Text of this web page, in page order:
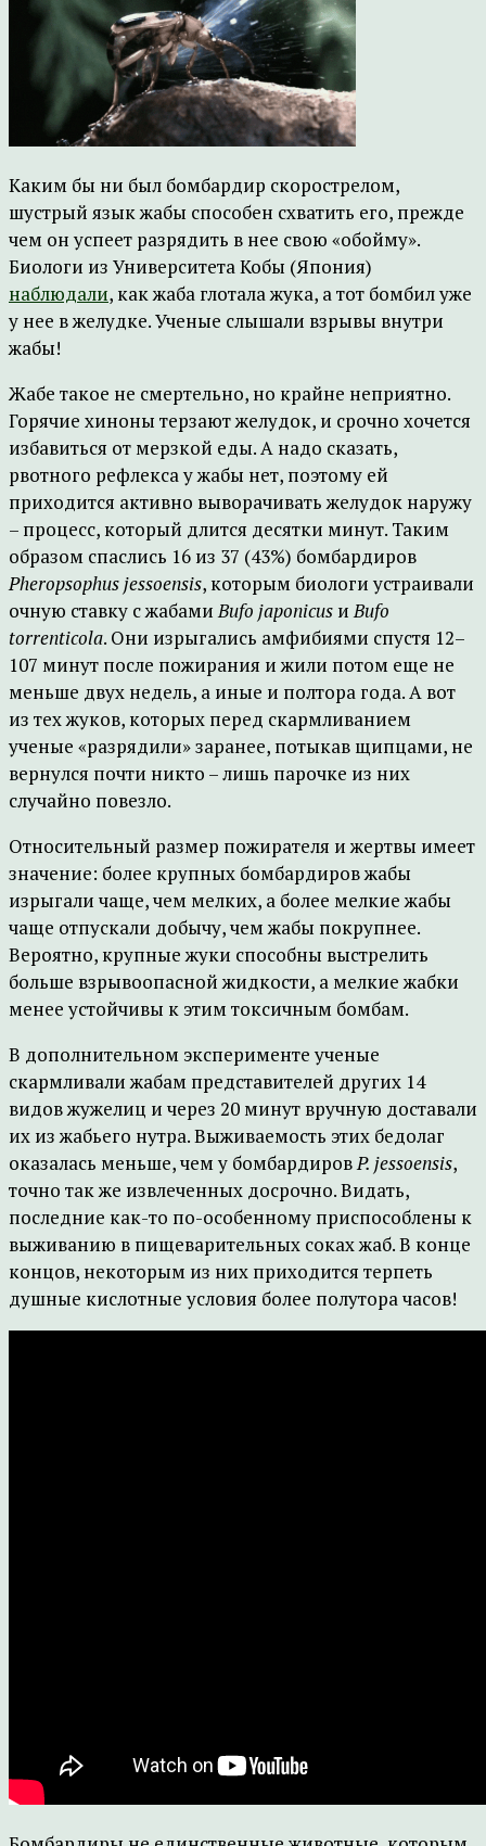
Каким бы ни был бомбардир скорострелом,
шустрый язык жабы способен схватить его, прежде
чем он успеет разрядить в нее свою «обойму».
Биологи из Университета Кобы (Япония)
наблюдали, как жаба глотала жука, а тот бомбил уже
у нее в желудке. Ученые слышали взрывы внутри
жабы!
Жабе такое не смертельно, но крайне неприятно.
Горячие хиноны терзают желудок, и срочно хочется
избавиться от мерзкой еды. А надо сказать,
рвотного рефлекса у жабы нет, поэтому ей
приходится активно выворачивать желудок наружу
– процесс, который длится десятки минут. Таким
образом спаслись 16 из 37 (43%) бомбардиров
Pheropsophus jessoensis, которым биологи устраивали
очную ставку с жабамиBufo japonicus иBufo
torrenticola. Они изрыгались амфибиями спустя 12–
107 минут после пожирания и жили потом еще не
меньше двух недель, а иные и полтора года. А вот
из тех жуков, которых перед скармливанием
ученые «разрядили» заранее, потыкав щипцами, не
вернулся почти никто – лишь парочке из них
случайно повезло.
Относительный размер пожирателя и жертвы имеет
значение: более крупных бомбардиров жабы
изрыгали чаще, чем мелких, а более мелкие жабы
чаще отпускали добычу, чем жабы покрупнее.
Вероятно, крупные жуки способны выстрелить
больше взрывоопасной жидкости, а мелкие жабки
менее устойчивы к этим токсичным бомбам.
В дополнительном эксперименте ученые
скармливали жабам представителей других 14
видов жужелиц и через 20 минут вручную доставали
их из жабьего нутра. Выживаемость этих бедолаг
оказалась меньше, чем у бомбардировP. jessoensis,
точно так же извлеченных досрочно. Видать,
последние как-то по-особенному приспособлены к
выживанию в пищеварительных соках жаб. В конце
концов, некоторым из них приходится терпеть
душные кислотные условия более полутора часов!